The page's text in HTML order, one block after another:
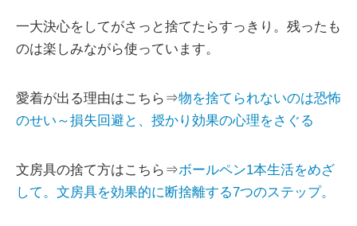
一大決心をしてがさっと捨てたらすっきり。残ったも
のは楽しみながら使っています。
愛着が出る理由はこちら⇒物を捨てられないのは恐怖
のせい～損失回避と、授かり効果の心理をさぐる
文房具の捨て方はこちら⇒ボールペン1本生活をめざ
して。文房具を効果的に断捨離する7つのステップ。